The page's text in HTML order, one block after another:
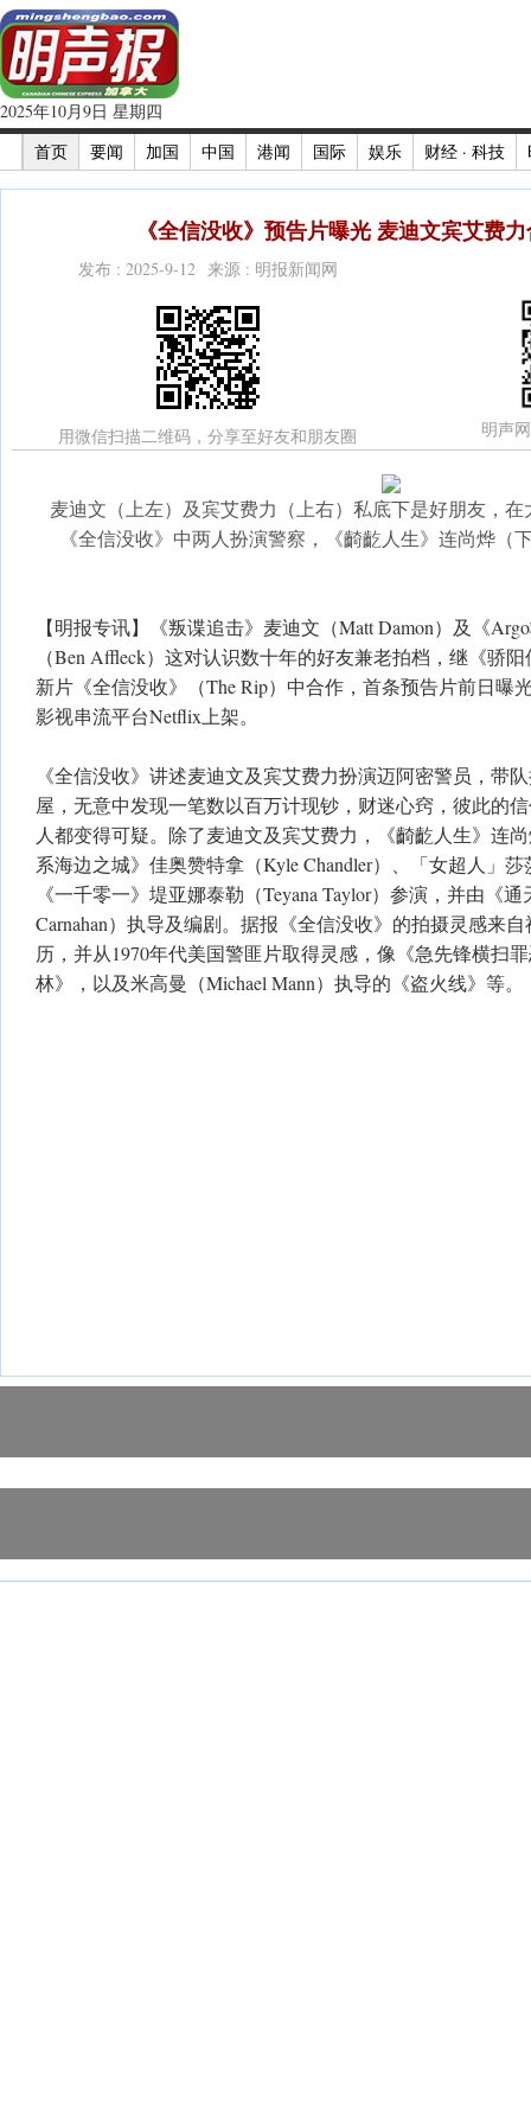
2025年10月9日 星期四
首页
要闻 加国 中国 港闻 国际 娱乐 财经 · 科技
《全信没收》预告片曝光 麦迪文宾艾费
发布 : 2025-9-12 来源 : 明报新闻网
用微信扫描二维码，分享至好友和朋友圈 明声
麦迪文（上左）及宾艾费力（上右）私底下是好朋友，
《全信没收》中两人扮演警察，《齮齕人生》连尚烨（
【明报专讯】《叛谍追击》麦迪文（Matt Damon）及《
（Ben Affleck）这对认识数十年的好友兼老拍档，继《骄
新片《全信没收》（The Rip）中合作，首条预告片前日曝
影视串流平台Netflix上架。
《全信没收》讲述麦迪文及宾艾费力扮演迈阿密警员，带
屋，无意中发现一笔数以百万计现钞，财迷心窍，彼此的
人都变得可疑。除了麦迪文及宾艾费力，《齮齕人生》连尚
系海边之城》佳奥赞特拿（Kyle Chandler）、「女超人」莎
《一千零一》堤亚娜泰勒（Teyana Taylor）参演，并由《
Carnahan）执导及编剧。据报《全信没收》的拍摄灵感来
历，并从1970年代美国警匪片取得灵感，像《急先锋横扫
林》，以及米高曼（Michael Mann）执导的《盗火线》等。